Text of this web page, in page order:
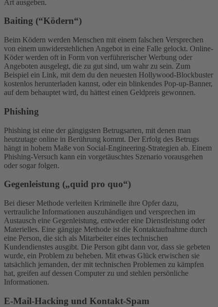
Art ausgeben.
Baiting (“Ködern“)
Beim Ködern werden Menschen mit einem falschen Versprechen
von einem unwiderstehlichen Angebot in eine Falle gelockt. Online-
Köder werden oft in Form von verführerischer Werbung oder
Angeboten ausgelegt, die zu gut sind, um wahr zu sein. Zum
Beispiel ein Link, mit dem du den neuesten Hollywood-Blockbuster
kostenlos herunterladen kannst, oder ein blinkendes Pop-up-Banner,
auf dem behauptet wird, du hättest einen Geldpreis gewonnen.
Phishing
Phishing ist eine der gängigsten Betrugsarten, mit denen man
heutzutage online in Berührung kommt. Der Erfolg des Betrugs
hängt in hohem Maße von Social-Engineering-Strategien ab. Einem
Phishing-Versuch kann ein vorgetäuschtes Szenario vorausgehen
oder sogar folgen.
Gegenleistung („quid pro quo“)
Bei dieser Methode verleiten Kriminelle ihre Opfer dazu,
vertrauliche Informationen auszuhändigen und versprechen im
Austausch eine Gegenleistung, entweder eine Dienstleistung oder
Materielles. Eine gängige Methode ist die Kontaktaufnahme durch
eine Person, die sich als Mitarbeiter eines technischen
Kundendienstes ausgibt. Die Person gibt dann vor, dass sie gebeten
wurde, ein Problem zu beheben. Mit etwas Glück erwischen sie
tatsächlich jemanden, der mit technischen Problemen zu kämpfen
hat, greifen auf dessen Computer zu und stehlen persönliche
Informationen.
E-Mail-Hacking und Kontakt-Spam